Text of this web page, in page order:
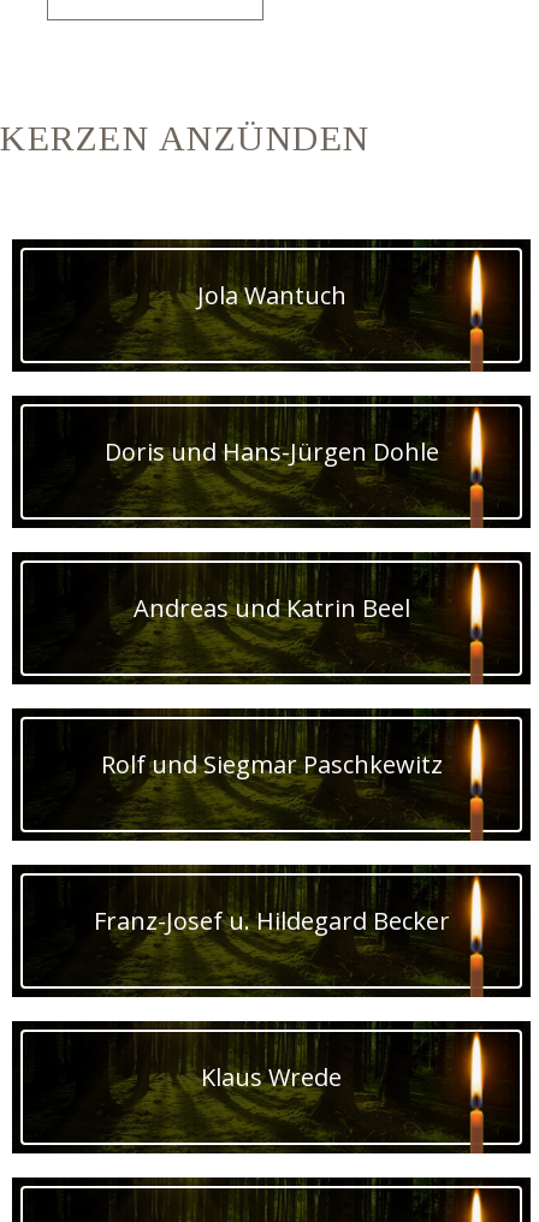
KERZEN ANZÜNDEN
Jola Wantuch
Doris und Hans-Jürgen Dohle
Andreas und Katrin Beel
Rolf und Siegmar Paschkewitz
Franz-Josef u. Hildegard Becker
Klaus Wrede